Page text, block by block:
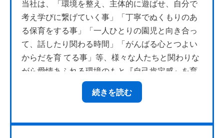
また、ワークスケジューリングの機能を導入する
ことにより、保育士の配置を可視化し、より適正
な配置を実現できることが決め手となりました。2
022年9月に全園導入したため、まずは保護者の利
便性を高めるための機能とそれに関連した機能
（連絡帳アプリ、登降園打刻、保護者への一斉送
信、欠席連絡やお迎えの時間変更等のお知らせ、
午睡チェック）を先行して活用しています。これ
を進めていきます。
当社は、「環境を整え、主体的に遊ばせ、自分で
考え学びに繋げていく事」「丁寧でぬくもりのあ
る保育をする事」「一人ひとりの園児と向き合っ
て、話したり関わる時間」「がんばる心とつよい
からだを育 てる事」等、様々な人たちと関わりな
がら愛情あふれる環境のもと『自己肯定感』を育
む保育を大切にしています。 認定こども園に移行
するにあたり，園児の登降園管理、利用料の細分
副園長が手作業でするには限界があった中で、市
続きを読む